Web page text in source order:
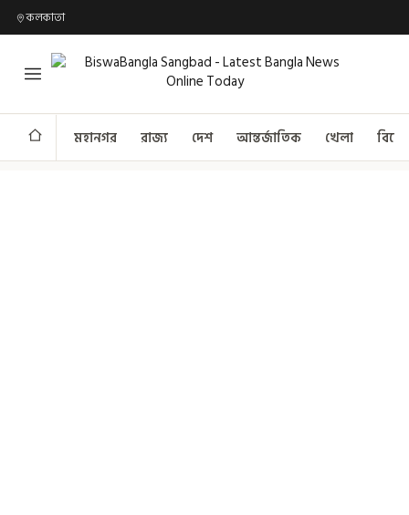
কলকাতা
মহানগর রাজ্য দেশ আন্তর্জাতিক খেলা